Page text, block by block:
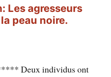
Les agresseurs
peau noire.
Deux individus ont